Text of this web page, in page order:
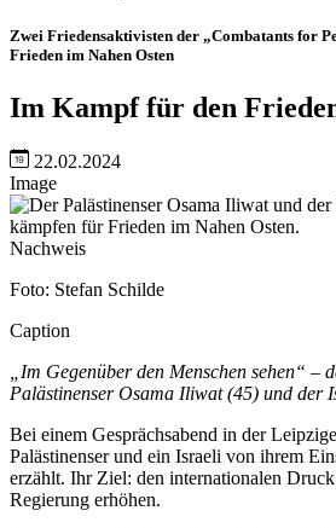
Zwei Friedensaktivisten der „Combatants for
Frieden im Nahen Osten
Im Kampf für den
22.02.2024
Image
Nachweis
Foto: Stefan Schilde
Caption
„Im Gegenüber den Menschen sehen“ –
Palästinenser Osama Iliwat (45) und der
Bei einem Gesprächsabend in der
Palästinenser und ein Israeli von ihrem
erzählt. Ihr Ziel: den internationalen
Regierung erhöhen.